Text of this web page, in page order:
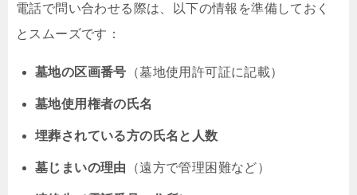
電話で問い合わせる際は、以下の情報を準備しておく
とスムーズです：
墓地の区画番号 （墓地使用許可証に記載）
墓地使用権者の氏名
埋葬されている方の氏名と人数
墓じまいの理由 （遠方で管理困難など）